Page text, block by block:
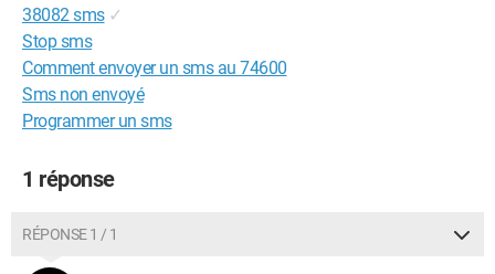
38082 sms ✓
Stop sms
Comment envoyer un sms au 74600
Sms non envoyé
Programmer un sms
1 réponse
RÉPONSE 1 / 1